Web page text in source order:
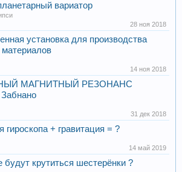
вариатор
28 ноя 2018
установка для производства
14 ноя 2018
МАГНИТНЫЙ РЕЗОНАНС
31 дек 2018
гироскопа + гравитация = ?
14 май 2019
будут крутиться шестерёнки ?